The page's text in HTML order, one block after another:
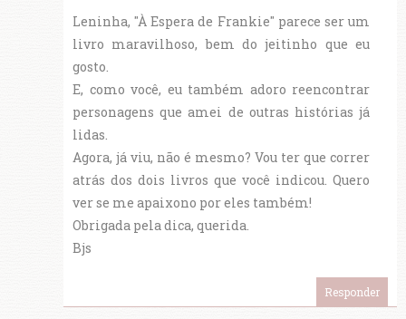
Leninha, "À Espera de Frankie" parece ser um
livro maravilhoso, bem do jeitinho que eu
gosto.
E, como você, eu também adoro reencontrar
personagens que amei de outras histórias já
lidas.
Agora, já viu, não é mesmo? Vou ter que correr
atrás dos dois livros que você indicou. Quero
ver se me apaixono por eles também!
Obrigada pela dica, querida.
Bjs
Responder